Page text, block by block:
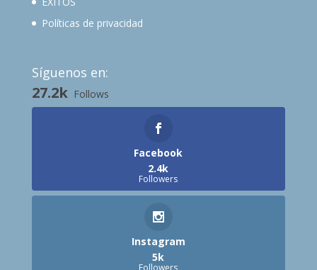
Políticas de privacidad
Síguenos en:
27.2k Follows
Facebook
2.4k
Followers
Instagram
5k
Followers